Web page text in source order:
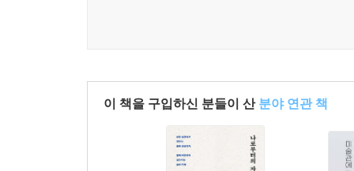
붙잡지 않아도, 남을 사람은 곁에 머문다 124
거창한 조언보다 따뜻한 밥 한 끼의 위로 125
누군가의 배경이 되어준다는 것의 아름다움 127
마음의 빗장을 열어줄 단 한 사람을 기다리며 128
이 책을 구입하신 분들이 산 분야 연관 책